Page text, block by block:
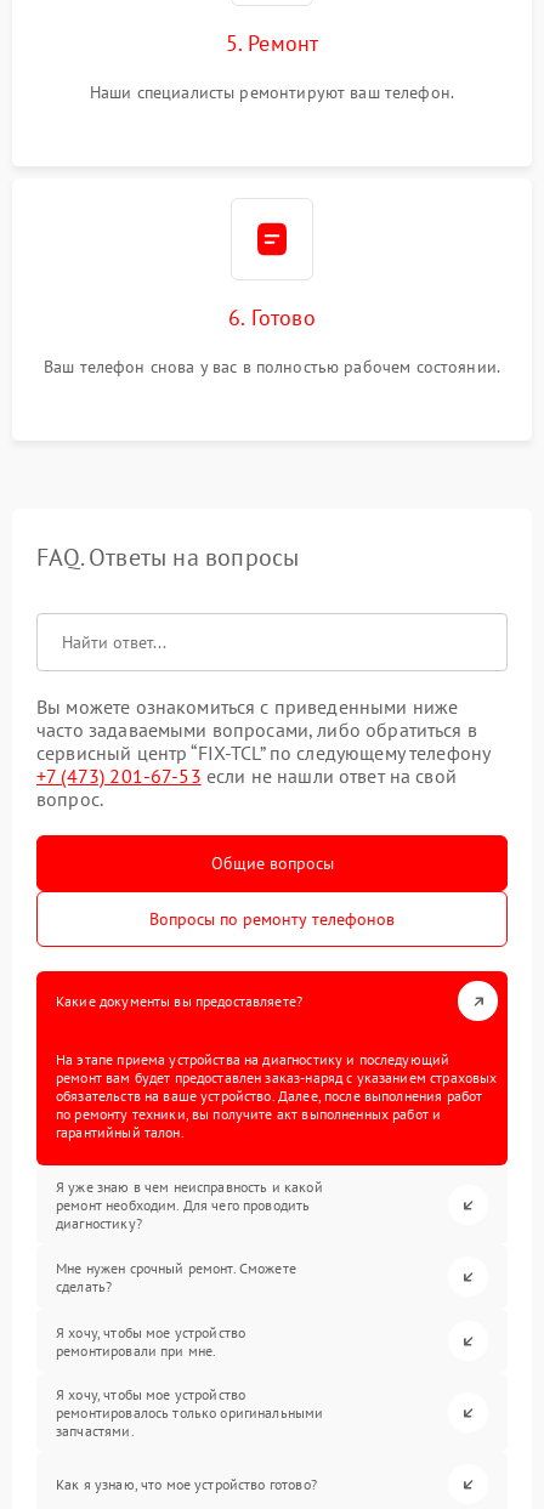
5. Ремонт
Наши специалисты ремонтируют ваш телефон.
6. Готово
Ваш телефон снова у вас в полностью рабочем состоянии.
FAQ. Ответы на вопросы
Вы можете ознакомиться с приведенными ниже
часто задаваемыми вопросами, либо обратиться в
сервисный центр “FIX-TCL” по следующему телефону
+7 (473) 201-67-53 если не нашли ответ на свой
вопрос.
Общие вопросы
Вопросы по ремонту телефонов
Какие документы вы предоставляете?
На этапе приема устройства на диагностику и последующий
ремонт вам будет предоставлен заказ-наряд с указанием страховых
обязательств на ваше устройство. Далее, после выполнения работ
по ремонту техники, вы получите акт выполненных работ и
гарантийный талон.
Я уже знаю в чем неисправность и какой
ремонт необходим. Для чего проводить
диагностику?
Мне нужен срочный ремонт. Сможете
сделать?
Я хочу, чтобы мое устройство
ремонтировали при мне.
Я хочу, чтобы мое устройство
ремонтировалось только оригинальными
запчастями.
Как я узнаю, что мое устройство готово?